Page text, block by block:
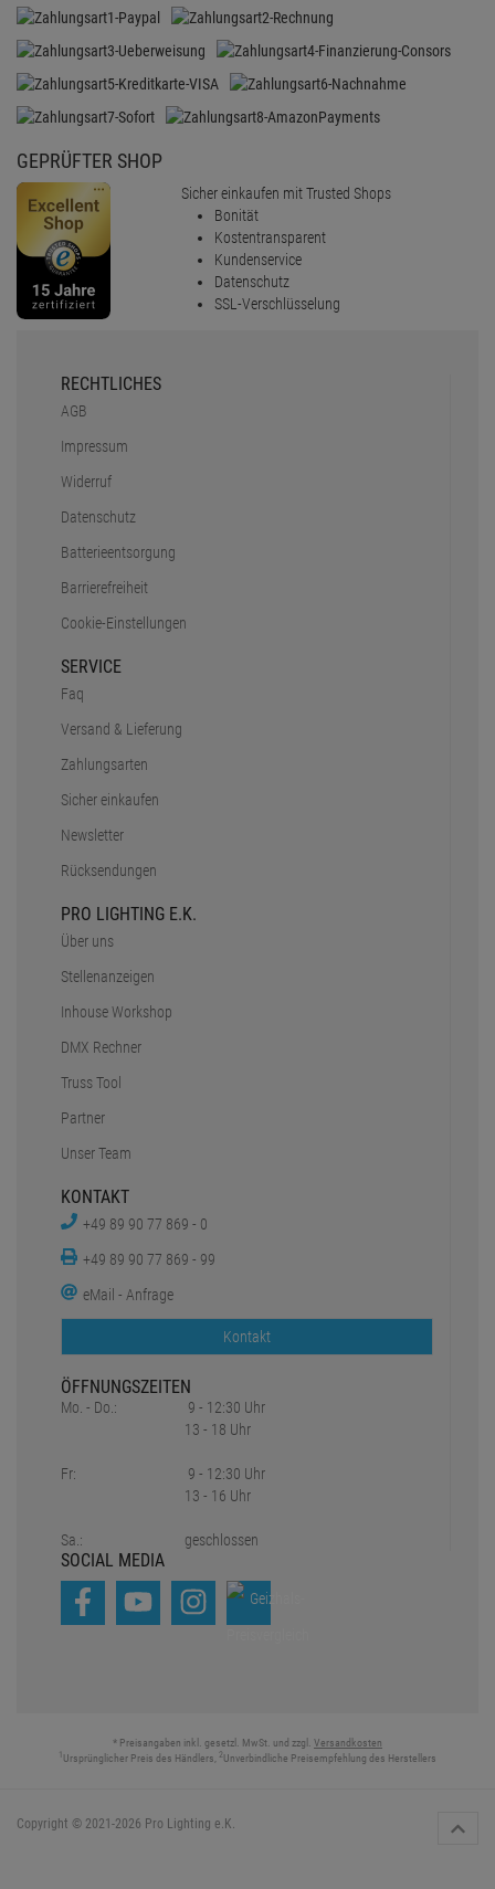
GEPRÜFTER SHOP
Sicher einkaufen mit Trusted Shops
Bonität
Kostentransparent
Kundenservice
Datenschutz
SSL-Verschlüsselung
RECHTLICHES
AGB
Impressum
Widerruf
Datenschutz
Batterieentsorgung
Barrierefreiheit
Cookie-Einstellungen
SERVICE
Faq
Versand & Lieferung
Zahlungsarten
Sicher einkaufen
Newsletter
Rücksendungen
PRO LIGHTING E.K.
Über uns
Stellenanzeigen
Inhouse Workshop
DMX Rechner
Truss Tool
Partner
Unser Team
KONTAKT
+49 89 90 77 869 - 0
+49 89 90 77 869 - 99
eMail - Anfrage
Kontakt
ÖFFNUNGSZEITEN
Mo. - Do.:
Fr:
Sa.:
9 - 12:30 Uhr
13 - 18 Uhr
9 - 12:30 Uhr
13 - 16 Uhr
geschlossen
SOCIAL MEDIA
* Preisangaben inkl. gesetzl. MwSt. und zzgl. Versandkosten
Ursprünglicher Preis des Händlers, 2 Unverbindliche Preisempfehlung des Herstellers
Copyright © 2021-2026 Pro Lighting e.K.